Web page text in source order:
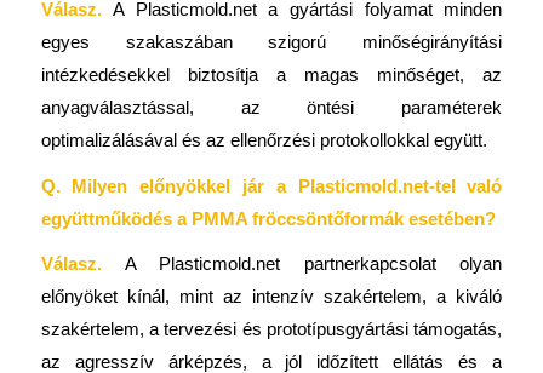
Válasz.A Plasticmold.net a gyártási folyamat minden
egyes szakaszában szigorú minőségirányítási
intézkedésekkel biztosítja a magas minőséget, az
anyagválasztással, az öntési paraméterek
optimalizálásával és az ellenőrzési protokollokkal együtt.
Q. Milyen előnyökkel jár a Plasticmold.net-tel való
együttműködés a PMMA fröccsöntőformák esetében?
Válasz.A Plasticmold.net partnerkapcsolat olyan
előnyöket kínál, mint az intenzív szakértelem, a kiváló
szakértelem, a tervezési és prototípusgyártási támogatás,
az agresszív árképzés, a jól időzített ellátás és a